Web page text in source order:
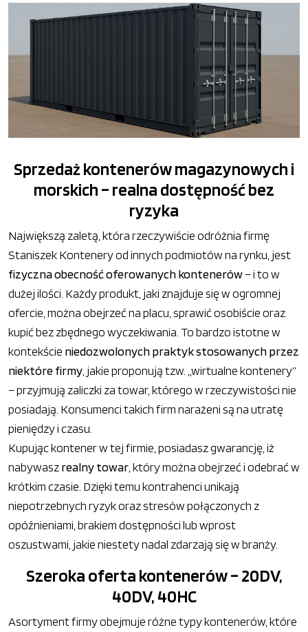
Sprzedaż kontenerów magazynowych i
morskich – realna dostępność bez
ryzyka
Największą zaletą, która rzeczywiście odróżnia firmę
Staniszek Kontenery od innych podmiotów na rynku, jest
fizyczna obecność oferowanych kontenerów– i to w
dużej ilości. Każdy produkt, jaki znajduje się w ogromnej
ofercie, można obejrzeć na placu, sprawić osobiście oraz
kupić bez zbędnego wyczekiwania. To bardzo istotne w
kontekście niedozwolonych praktyk stosowanych przez
niektóre firmy , jakie proponują tzw. „wirtualne kontenery”
– przyjmują zaliczki za towar, którego w rzeczywistości nie
posiadają. Konsumenci takich firm narażeni są na utratę
pieniędzy i czasu.
Kupując kontener w tej firmie, posiadasz gwarancję, iż
nabywaszrealny towar , który można obejrzeć i odebrać w
krótkim czasie. Dzięki temu kontrahenci unikają
niepotrzebnych ryzyk oraz stresów połączonych z
opóźnieniami, brakiem dostępności lub wprost
oszustwami, jakie niestety nadal zdarzają się w branży.
Szeroka oferta kontenerów – 20DV,
40DV, 40HC
Asortyment firmy obejmuje różne typy kontenerów, które